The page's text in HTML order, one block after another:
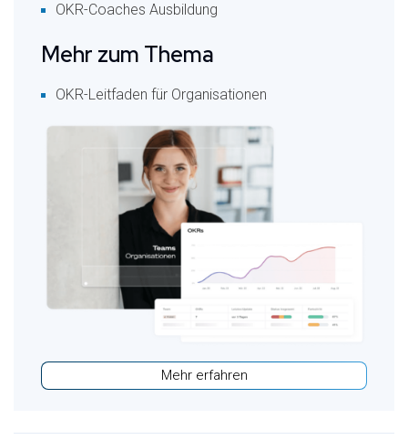
OKR-Coaches Ausbildung
Mehr zum Thema
OKR-Leitfaden für Organisationen
Mehr erfahren